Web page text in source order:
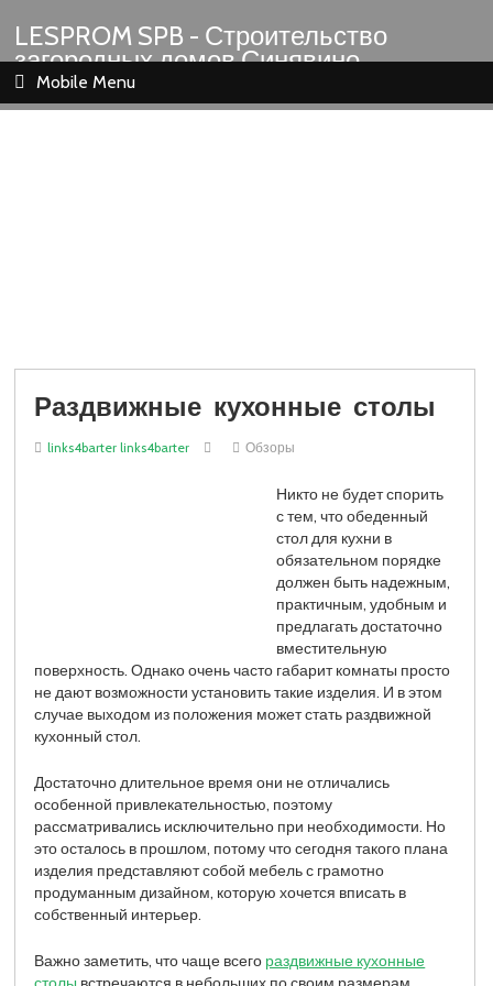
LESPROM SPB - Строительство
загородных домов Синявино
Шлиссельбург Кировск Назия
Mobile Menu
Раздвижные кухонные столы
links4barter links4barter Обзоры
Никто не будет спорить
с тем, что обеденный
стол для кухни в
обязательном порядке
должен быть надежным,
практичным, удобным и
предлагать достаточно
вместительную
поверхность. Однако очень часто габарит комнаты просто
не дают возможности установить такие изделия. И в этом
случае выходом из положения может стать раздвижной
кухонный стол.
Достаточно длительное время они не отличались
особенной привлекательностью, поэтому
рассматривались исключительно при необходимости. Но
это осталось в прошлом, потому что сегодня такого плана
изделия представляют собой мебель с грамотно
продуманным дизайном, которую хочется вписать в
собственный интерьер.
Важно заметить, что чаще всего раздвижные кухонные